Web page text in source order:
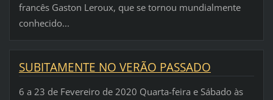
francês Gaston Leroux, que se tornou mundialmente
conhecido...
SUBITAMENTE NO VERÃO PASSADO
6 a 23 de Fevereiro de 2020 Quarta-feira e Sábado às